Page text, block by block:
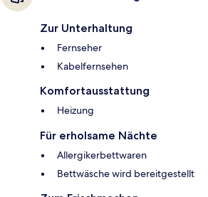
Zur Unterhaltung
Fernseher
Kabelfernsehen
Komfortausstattung
Heizung
Für erholsame Nächte
Allergikerbettwaren
Bettwäsche wird bereitgestellt